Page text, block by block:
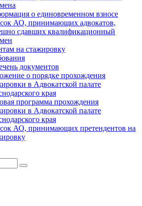
о единовременном взносе
АО, принимающих адвокатов,
сдавших квалификационный
на стажировку
документов
о порядке прохождения
в Адвокатской палате
края
программа прохождения
в Адвокатской палате
края
АО, принимающих претендентов на